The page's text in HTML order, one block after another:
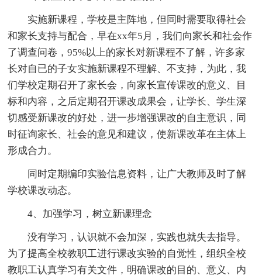
实施新课程，学校是主阵地，但同时需要取得社会
和家长支持与配合，早在xx年5月，我们向家长和社会作
了调查问卷，95%以上的家长对新课程不了解，许多家
长对自已的子女实施新课程不理解、不支持，为此，我
们学校定期召开了家长会，向家长宣传课改的意义、目
标和内容，之后定期召开课改成果会，让学长、学生深
切感受新课改的好处，进一步增强课改的自主意识，同
时征询家长、社会的意见和建议，使新课改革在主体上
形成合力。
同时定期编印实验信息资料，让广大教师及时了解
学校课改动态。
4、加强学习，树立新课理念
没有学习，认识就不会加深，实践也就失去指导。
为了提高全校教职工进行课改实验的自觉性，组织全校
教职工认真学习有关文件，明确课改的目的、意义、内